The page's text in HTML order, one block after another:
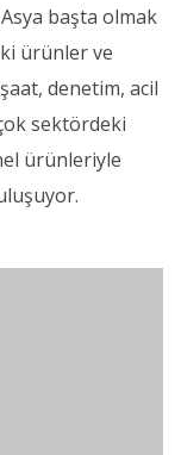
başta olmak
ürünler ve
denetim, acil
sektördeki
ürünleriyle